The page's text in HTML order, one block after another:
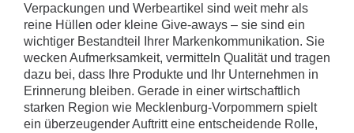
Verpackungen und Werbeartikel sind weit mehr als
reine Hüllen oder kleine Give-aways – sie sind ein
wichtiger Bestandteil Ihrer Markenkommunikation. Sie
wecken Aufmerksamkeit, vermitteln Qualität und tragen
dazu bei, dass Ihre Produkte und Ihr Unternehmen in
Erinnerung bleiben. Gerade in einer wirtschaftlich
starken Region wie Mecklenburg-Vorpommern spielt
ein überzeugender Auftritt eine entscheidende Rolle,